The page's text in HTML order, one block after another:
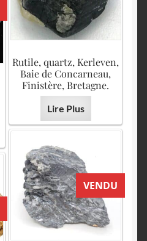
Rutile, quartz, Kerleven,
Baie de Concarneau,
Finistère, Bretagne.
Lire Plus
VENDU